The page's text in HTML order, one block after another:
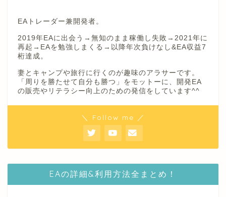
EAトレーダー兼開発者。
2019年EAに出会う→無知のまま稼働し失敗→2021年に
再起→EAを勉強しまくる→以降年次負けなし&EA収益7
桁達成。
妻とキャンプや旅行に行くのが趣味のアラサーです。
「周りを勝たせて自分も勝つ」をモットーに、開発EA
の販売やリテラシー向上のための発信をしています^^
＼ Follow me ／
EAの詳細&利用方法全まとめ！